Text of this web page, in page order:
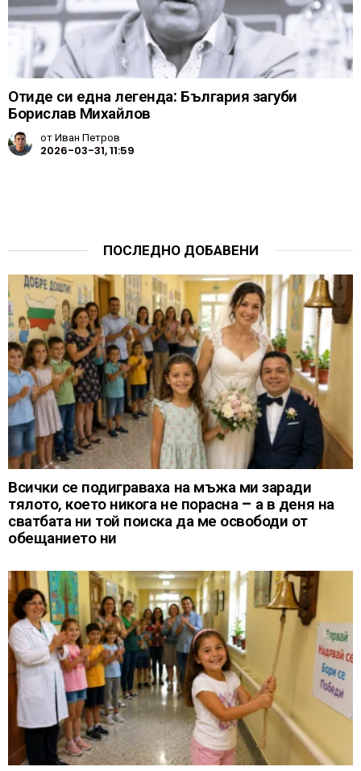
Отиде си една легенда: България загуби
Борислав Михайлов
отИван Петров
2026-03-31, 11:59
ПОСЛЕДНО ДОБАВЕНИ
Всички се подиграваха на мъжа ми заради
тялото, което никога не порасна – а в деня на
сватбата ни той поиска да ме освободи от
обещанието ни